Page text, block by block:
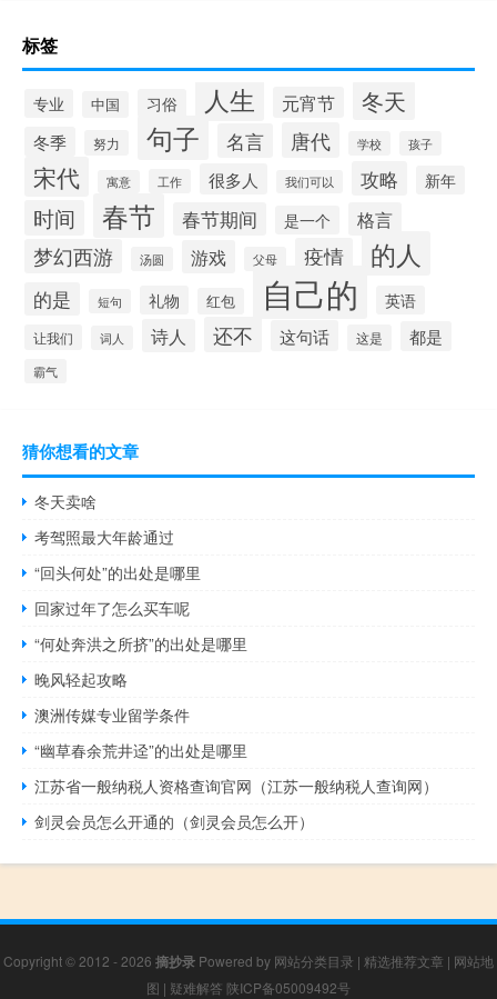
标签
专业 中国 习俗 人生 元宵节 冬天
冬季 努力 句子 名言 唐代 学校 孩子
宋代 寓意 工作 很多人 我们可以 攻略 新年
时间 春节 春节期间 是一个 格言
梦幻西游 汤圆 游戏 父母 疫情 的人
的是 短句 礼物 红包 自己的 英语
让我们 词人 诗人 还不 这句话 这是 都是
霸气
猜你想看的文章
冬天卖啥
考驾照最大年龄通过
“回头何处”的出处是哪里
回家过年了怎么买车呢
“何处奔洪之所挤”的出处是哪里
晚风轻起攻略
澳洲传媒专业留学条件
“幽草春余荒井迳”的出处是哪里
江苏省一般纳税人资格查询官网（江苏一般纳税人查询网）
剑灵会员怎么开通的（剑灵会员怎么开）
Copyright © 2012 - 2026 摘抄录 Powered by 网站分类目录 | 精选推荐文章 | 网站地
图 | 疑难解答 陕ICP备05009492号